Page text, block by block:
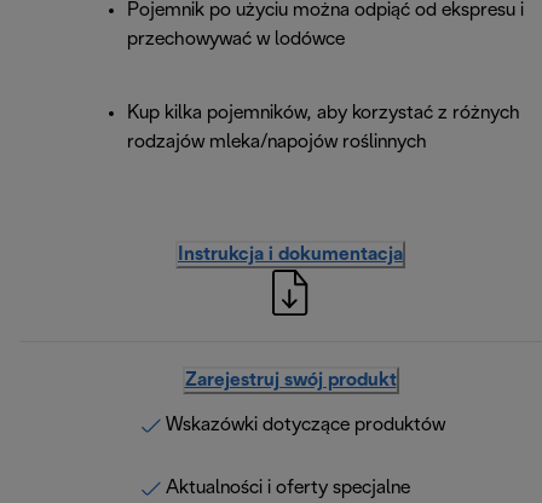
Pojemnik po użyciu można odpiąć od ekspresu i
przechowywać w lodówce
Kup kilka pojemników, aby korzystać z różnych
rodzajów mleka/napojów roślinnych
Instrukcja i dokumentacja
Zarejestruj swój produkt
Wskazówki dotyczące produktów
Aktualności i oferty specjalne